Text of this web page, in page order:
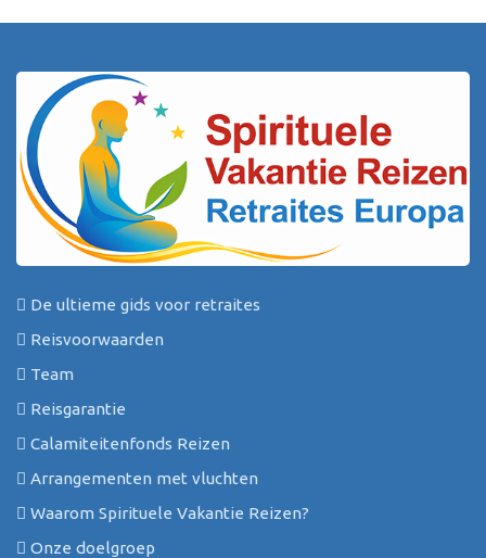
De ultieme gids voor retraites
Reisvoorwaarden
Team
Reisgarantie
Calamiteitenfonds Reizen
Arrangementen met vluchten
Waarom Spirituele Vakantie Reizen?
Onze doelgroep